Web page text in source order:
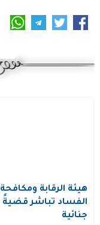
هيئة الرقابة ومكافحة
الفساد تباشر قضيةً
جنائية